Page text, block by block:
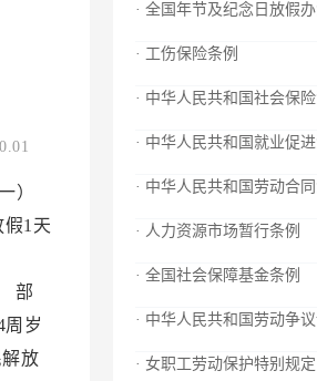
）
1天
部
岁
放
· 全国年节及纪念日放假
· 工伤保险条例
· 中华人民共和国社会保
· 中华人民共和国就业促
· 中华人民共和国劳动合
· 人力资源市场暂行条例
· 全国社会保障基金条例
· 中华人民共和国劳动争
· 女职工劳动保护特别规定